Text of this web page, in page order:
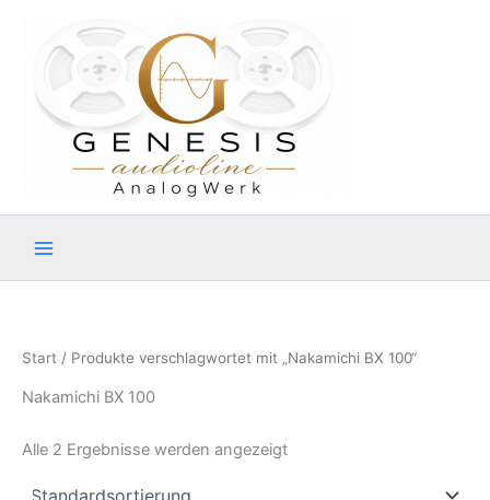
springen
Start / Produkte verschlagwortet mit „Nakamichi BX 100“
Nakamichi BX 100
Alle 2 Ergebnisse werden angezeigt